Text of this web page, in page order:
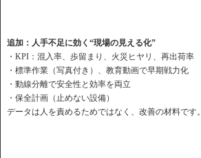
追加：人手不足に効く“現場の見える化”
・KPI：混入率、歩留まり、火災ヒヤリ、再出荷率
・標準作業（写真付き）、教育動画で早期戦力化
・動線分離で安全性と効率を両立
・保全計画（止めない設備）
データは人を責めるためではなく、改善の材料です。